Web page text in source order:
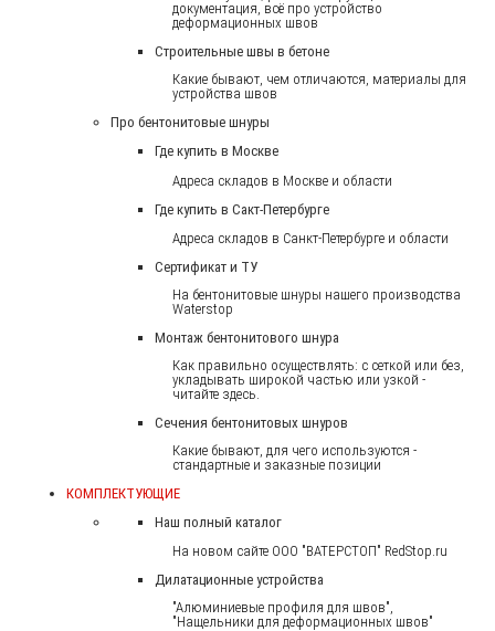
документация, всё про устройство
деформационных швов
Строительные швы в бетоне
Какие бывают, чем отличаются, материалы для
устройства швов
Про бентонитовые шнуры
Где купить в Москве
Адреса складов в Москве и области
Где купить в Сакт-Петербурге
Адреса складов в Санкт-Петербурге и области
Сертификат и ТУ
На бентонитовые шнуры нашего производства
Waterstop
Монтаж бентонитового шнура
Как правильно осуществлять: с сеткой или без,
укладывать широкой частью или узкой -
читайте здесь.
Сечения бентонитовых шнуров
Какие бывают, для чего используются -
стандартные и заказные позиции
КОМПЛЕКТУЮЩИЕ
Наш полный каталог
На новом сайте ООО "ВАТЕРСТОП" RedStop.ru
Дилатационные устройства
"Алюминиевые профиля для швов",
"Нащельники для деформационных швов"